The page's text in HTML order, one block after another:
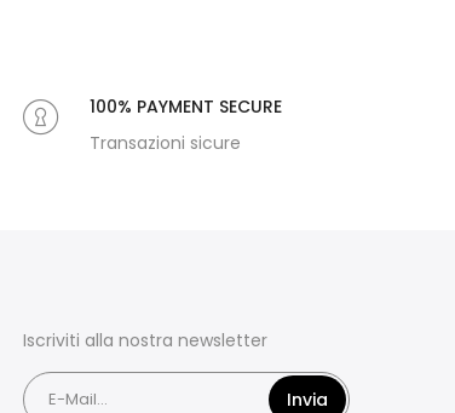
100% PAYMENT SECURE
Transazioni sicure
Iscriviti alla nostra newsletter
Invia